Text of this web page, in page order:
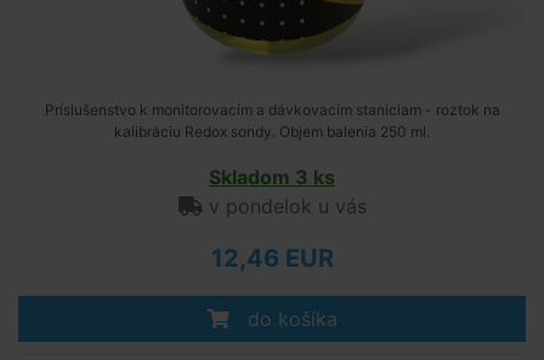
Príslušenstvo k monitorovacím a dávkovacím staniciam - roztok na
kalibráciu Redox sondy. Objem balenia 250 ml.
Skladom 3 ks
v pondelok u vás
12,46 EUR
do košíka